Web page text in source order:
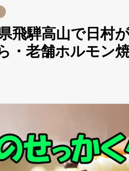
飛騨高山で日村
・老舗ホルモン